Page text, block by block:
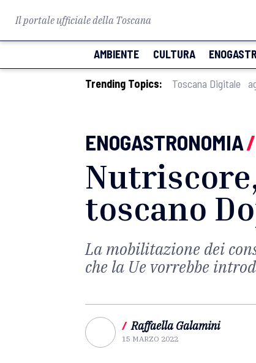
Il portale ufficiale della Toscana
AMBIENTE CULTURA
Trending Topics: Toscana Digitale
ENOGASTRONOMIA/
toscano
La mobilitazione dei
che la Ue vorrebbe
/ Raffaella Galamini
15 MARZO 2022